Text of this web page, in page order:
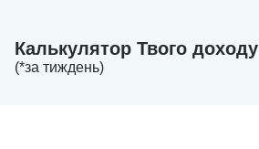
Калькулятор Твого доходу
(*за тиждень)